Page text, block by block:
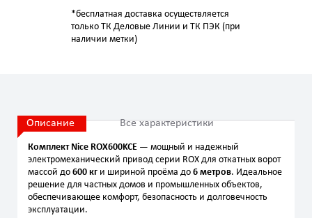
*бесплатная доставка осуществляется
только ТК Деловые Линии и ТК ПЭК (при
наличии метки)
Описание Все характеристики
Комплект Nice ROX600KCE — мощный и надежный
электромеханический привод серии ROX для откатных ворот
массой до 600 кг и шириной проёма до 6 метров. Идеальное
решение для частных домов и промышленных объектов,
обеспечивающее комфорт, безопасность и долговечность
эксплуатации.